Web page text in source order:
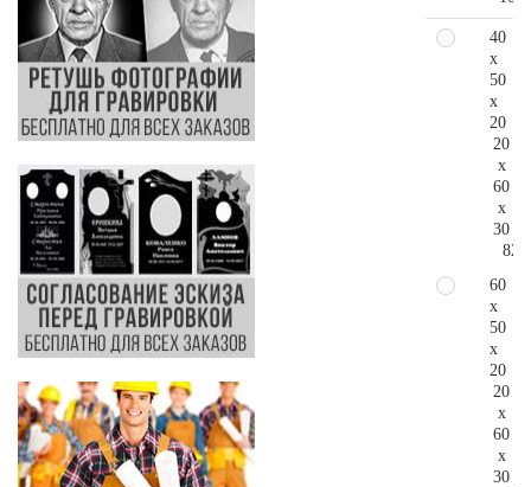
40
x
50
x
20
20
x
60
x
30
60
x
50
x
20
20
x
60
x
30